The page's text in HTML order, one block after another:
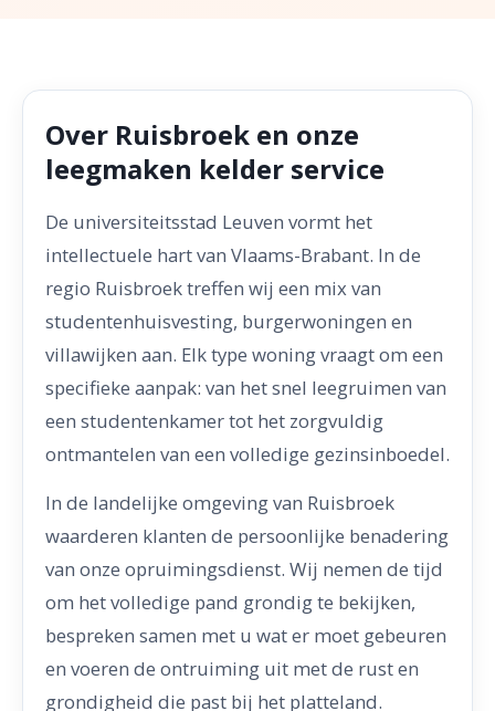
Over Ruisbroek en onze
leegmaken kelder service
De universiteitsstad Leuven vormt het
intellectuele hart van Vlaams-Brabant. In de
regio Ruisbroek treffen wij een mix van
studentenhuisvesting, burgerwoningen en
villawijken aan. Elk type woning vraagt om een
specifieke aanpak: van het snel leegruimen van
een studentenkamer tot het zorgvuldig
ontmantelen van een volledige gezinsinboedel.
In de landelijke omgeving van Ruisbroek
waarderen klanten de persoonlijke benadering
van onze opruimingsdienst. Wij nemen de tijd
om het volledige pand grondig te bekijken,
bespreken samen met u wat er moet gebeuren
en voeren de ontruiming uit met de rust en
grondigheid die past bij het platteland.